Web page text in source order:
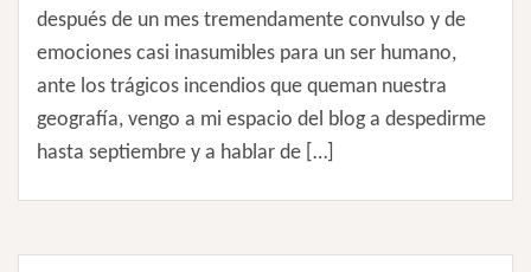
después de un mes tremendamente convulso y de
emociones casi inasumibles para un ser humano,
ante los trágicos incendios que queman nuestra
geografía, vengo a mi espacio del blog a despedirme
hasta septiembre y a hablar de […]